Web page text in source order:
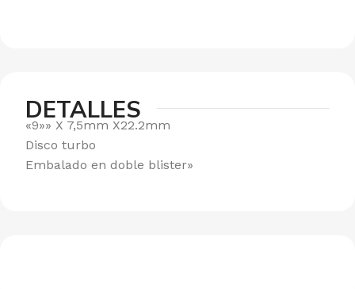
DETALLES
«9»» X 7,5mm X22.2mm
Disco turbo
Embalado en doble blister»